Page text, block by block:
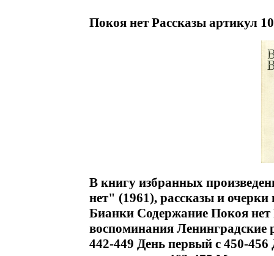
Покоя нет Рассказы артикул
В книгу избранных
нет" (1961), рассказы и
Бианки Содержание Покоя нет
воспоминания Ленинградские
442-449 День первый c 450-